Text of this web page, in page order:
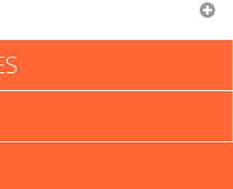
Califica tu